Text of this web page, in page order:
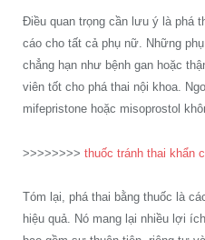
Điều quan trọng cần lưu ý là phá
cáo cho tất cả phụ nữ. Những
chẳng hạn như bệnh gan hoặc
viên tốt cho phá thai nội khoa.
mifepristone hoặc misoprostol
>>>>>>>> thuốc tránh thai khẩn
Tóm lại, phá thai bằng thuốc là
hiệu quả. Nó mang lại nhiều lợi